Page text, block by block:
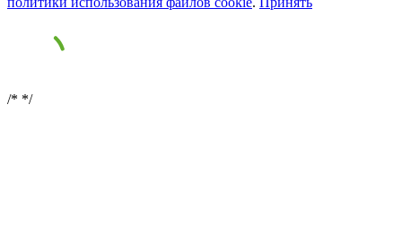
/* */